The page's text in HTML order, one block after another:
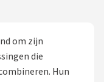
om zijn
die
Hun